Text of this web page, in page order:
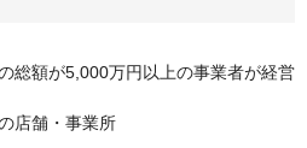
額が5,000万円以上の事業者が経営
店舗・事業所